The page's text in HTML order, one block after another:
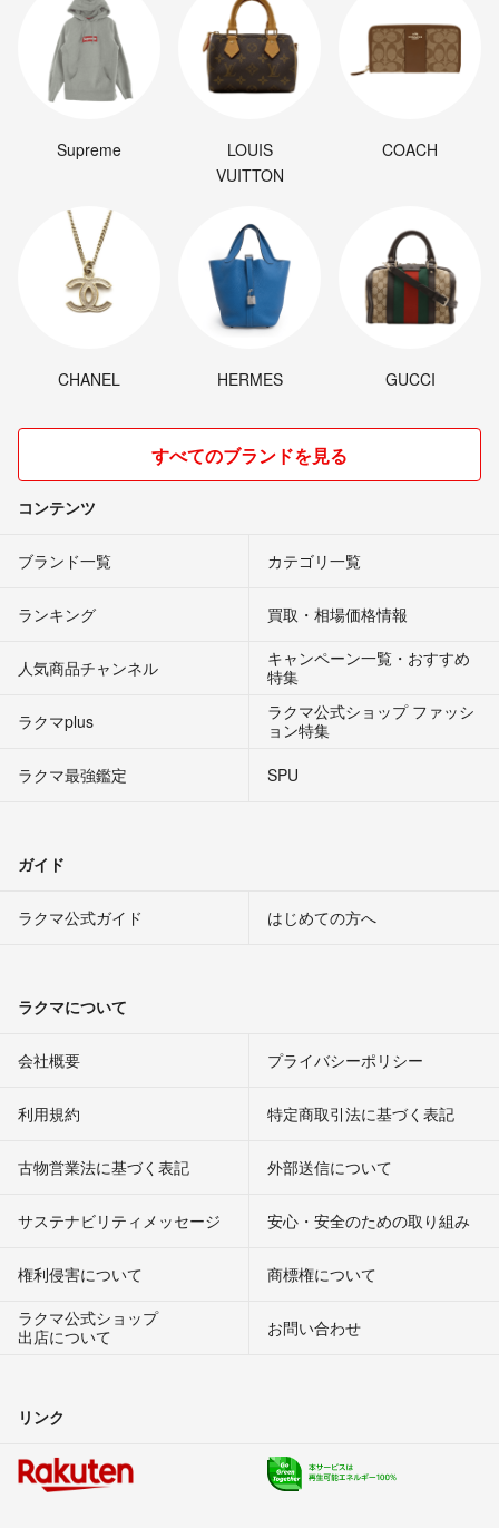
Supreme
LOUIS
VUITTON
COACH
CHANEL HERMES GUCCI
すべてのブランドを見る
コンテンツ
ブランド一覧 カテゴリ一覧
ランキング 買取・相場価格情報
人気商品チャンネル
キャンペーン一覧・おすすめ
特集
ラクマplus
ラクマ公式ショップ ファッシ
ョン特集
ラクマ最強鑑定
SPU
ガイド
ラクマ公式ガイド はじめての方へ
ラクマについて
会社概要 プライバシーポリシー
利用規約 特定商取引法に基づく表記
古物営業法に基づく表記 外部送信について
サステナビリティメッセージ 安心・安全のための取り組み
権利侵害について
商標権について
ラクマ公式ショップ
出店について
お問い合わせ
リンク